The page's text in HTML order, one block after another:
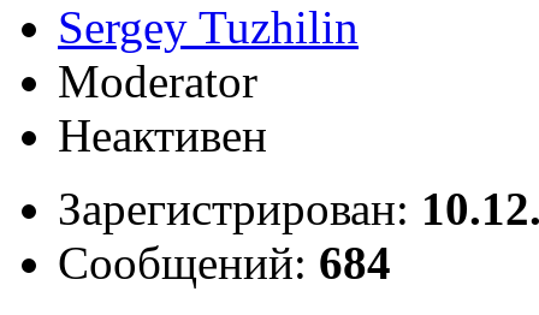
Sergey Tuzhilin
Moderator
Неактивен
Зарегистрирован:
Сообщений: 684